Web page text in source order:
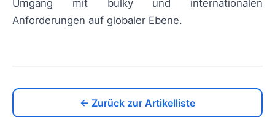
Umgang mit bulky und internationalen
Anforderungen auf globaler Ebene.
← Zurück zur Artikelliste